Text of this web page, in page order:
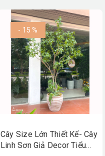
- 15 %
Cây Size Lớn Thiết Kế- Cây
Linh Sơn Giả Decor Tiểu